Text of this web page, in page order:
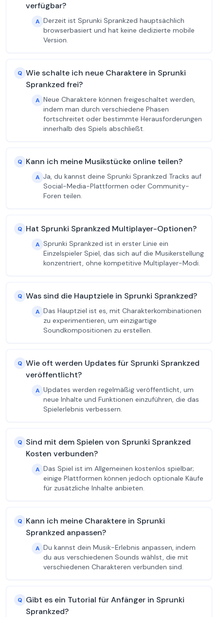
verfügbar?
A Derzeit ist Sprunki Sprankzed hauptsächlich
browserbasiert und hat keine dedizierte mobile
Version.
Q Wie schalte ich neue Charaktere in Sprunki
Sprankzed frei?
A Neue Charaktere können freigeschaltet werden,
indem man durch verschiedene Phasen
fortschreitet oder bestimmte Herausforderungen
innerhalb des Spiels abschließt.
Q Kann ich meine Musikstücke online teilen?
A Ja, du kannst deine Sprunki Sprankzed Tracks auf
Social-Media-Plattformen oder Community-
Foren teilen.
Q Hat Sprunki Sprankzed Multiplayer-Optionen?
A Sprunki Sprankzed ist in erster Linie ein
Einzelspieler Spiel, das sich auf die Musikerstellung
konzentriert, ohne kompetitive Multiplayer-Modi.
Q Was sind die Hauptziele in Sprunki Sprankzed?
A Das Hauptziel ist es, mit Charakterkombinationen
zu experimentieren, um einzigartige
Soundkompositionen zu erstellen.
Q Wie oft werden Updates für Sprunki Sprankzed
veröffentlicht?
A Updates werden regelmäßig veröffentlicht, um
neue Inhalte und Funktionen einzuführen, die das
Spielerlebnis verbessern.
Q Sind mit dem Spielen von Sprunki Sprankzed
Kosten verbunden?
A Das Spiel ist im Allgemeinen kostenlos spielbar;
einige Plattformen können jedoch optionale Käufe
für zusätzliche Inhalte anbieten.
Q Kann ich meine Charaktere in Sprunki
Sprankzed anpassen?
A Du kannst dein Musik-Erlebnis anpassen, indem
du aus verschiedenen Sounds wählst, die mit
verschiedenen Charakteren verbunden sind.
Q Gibt es ein Tutorial für Anfänger in Sprunki
Sprankzed?